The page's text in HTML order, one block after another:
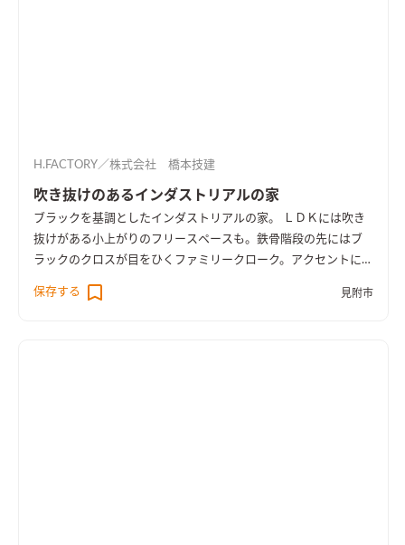
H.FACTORY／株式会社 橋本技建
吹き抜けのあるインダストリアルの家
ブラックを基調としたインダストリアルの家。 ＬＤＫには吹き
抜けがある小上がりのフリースペースも。鉄骨階段の先にはブ
ラックのクロスが目をひくファミリークローク。アクセントにデ
保存する
見附市